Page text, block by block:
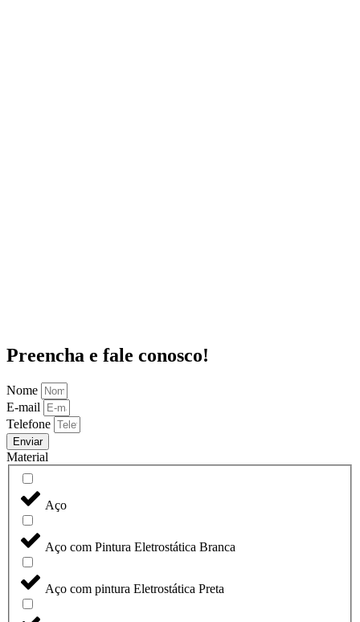
Preencha e fale conosco!
Nome
E-mail
Telefone
Enviar
Material
Aço
Aço com Pintura Eletrostática Branca
Aço com pintura Eletrostática Preta